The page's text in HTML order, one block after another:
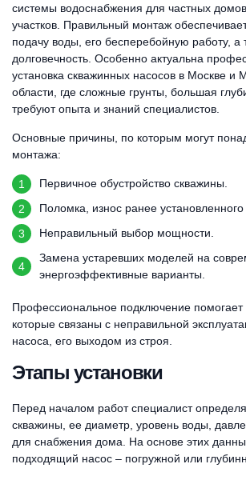
системы водоснабжения для частных
участков. Правильный монтаж
подачу воды, его бесперебойную работу, а
долговечность. Особенно актуальна
установка скважинных насосов в Москве и
области, где сложные грунты, большая
требуют опыта и знаний специалистов.
Основные причины, по которым могут
монтажа:
Первичное обустройство скважины.
Поломка, износ ранее установленного
Неправильный выбор мощности.
Замена устаревших моделей на
энергоэффективные варианты.
Профессиональное подключение помогает
которые связаны с неправильной
насоса, его выходом из строя.
Этапы установки
Перед началом работ специалист
скважины, ее диаметр, уровень воды,
для снабжения дома. На основе этих
подходящий насос – погружной или